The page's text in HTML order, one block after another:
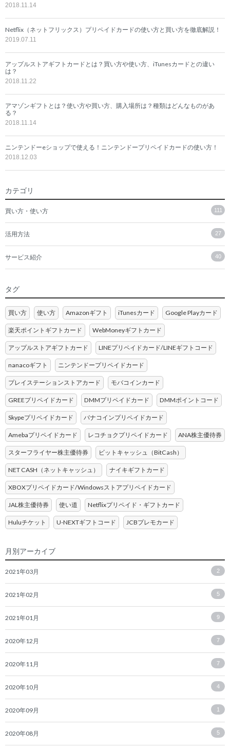
2018.11.14
Netflix（ネットフリックス）プリペイドカードの使い方と買い方を徹底解説！
2019.07.11
アップルストアギフトカードとは？買い方や使い方、iTunesカードとの違い
は？
2018.11.22
アマゾンギフトとは？使い方や買い方、購入場所は？種類はどんなものがあ
る？
2018.11.14
ニンテンドーeショップで使える！ニンテンドープリペイドカードの使い方！
2018.12.03
カテゴリ
買い方・使い方 111
活用方法 27
サービス紹介 40
タグ
買い方 使い方 Amazonギフト iTunesカード Google Playカード
楽天ポイントギフトカード WebMoneyギフトカード
アップルストアギフトカード LINEプリペイドカード/LINEギフトコード
nanacoギフト ニンテンドープリペイドカード
プレイステーションストアカード モバコインカード
GREEプリペイドカード DMMプリペイドカード DMMポイントコード
Skypeプリペイドカード バナコインプリペイドカード
Amebaプリペイドカード レコチョクプリペイドカード ANA株主優待券
スターフライヤー株主優待券 ビットキャッシュ（BitCash）
NET CASH（ネットキャッシュ） ナイキギフトカード
XBOXプリペイドカード/Windowsストアプリペイドカード
JAL株主優待券 使い道 Netflixプリペイド・ギフトカード
Huluチケット U-NEXTギフトコード JCBプレモカード
月別アーカイブ
2021年03月 2
2021年02月 5
2021年01月 9
2020年12月 7
2020年11月 7
2020年10月 4
2020年09月 1
2020年08月 5